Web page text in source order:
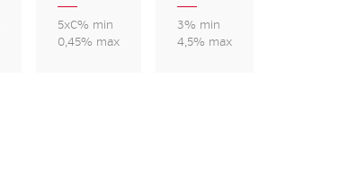
5xC% min
0,45% max
3% min
4,5% max